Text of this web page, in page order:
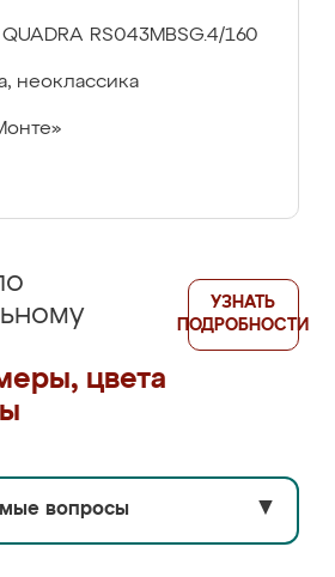
QUADRA RS043MBSG.4/160
неоклассика
цвета
УЗНАТЬ
ПОДРОБНОСТИ
вопросы ▼